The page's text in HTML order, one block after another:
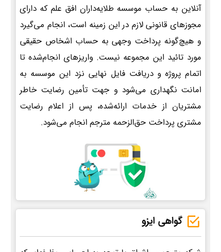
آنلاین به حساب موسسه طلایه‌داران افق علم که دارای
مجوزهای قانونی لازم در این زمینه است، انجام می‌گیرد
و هیچ‌گونه پرداخت وجهی به حساب اشخاص حقیقی
مورد تائید این مجموعه نیست. واریزهای انجام‌شده تا
اتمام پروژه و دریافت فایل نهایی نزد این موسسه به
امانت نگهداری می‌شود و جهت تأمین رضایت خاطر
مشتریان از خدمات ارائه‌شده، پس از اعلام رضایت
مشتری پرداخت حق‌الزحمه مترجم انجام می‌شود.
گواهی ایزو